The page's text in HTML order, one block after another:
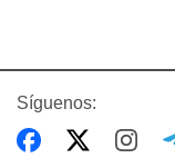
Síguenos: